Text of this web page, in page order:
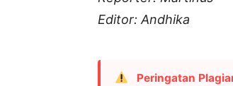
Editor: Andhika
Peringatan